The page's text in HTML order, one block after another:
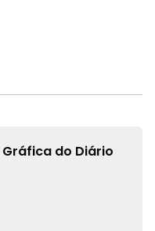
Gráfica do Diário